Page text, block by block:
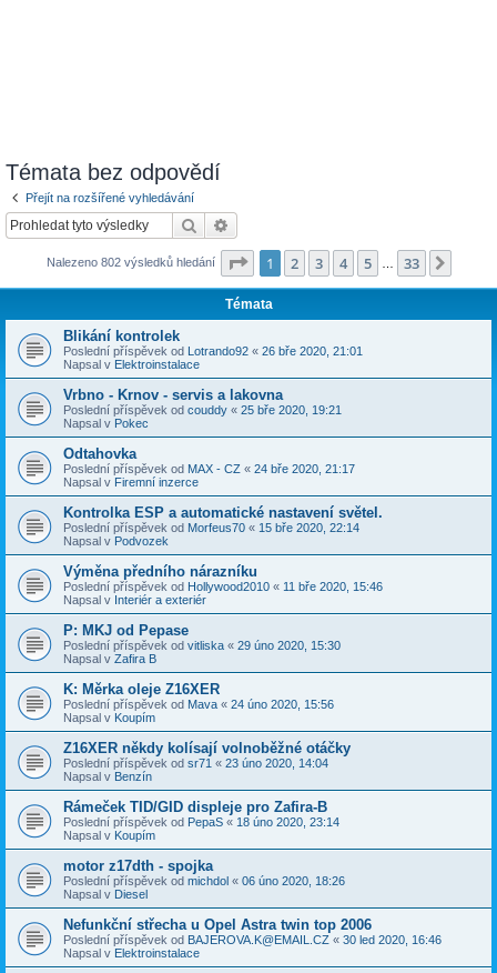
Témata bez odpovědí
Přejít na rozšířené vyhledávání
Hledat
Nalezeno 802 výsledků hledání Stránka z 33
1 2 3 4 5 33
Témata
Blikání kontrolek
Poslední příspěvek od Lotrando92 « 26 bře 2020, 21:01
Napsal v Elektroinstalace
Vrbno - Krnov - servis a lakovna
Poslední příspěvek od couddy « 25 bře 2020, 19:21
Napsal v Pokec
Odtahovka
Poslední příspěvek od MAX - CZ « 24 bře 2020, 21:17
Napsal v Firemní inzerce
Kontrolka ESP a automatické nastavení světel.
Poslední příspěvek od Morfeus70 « 15 bře 2020, 22:14
Napsal v Podvozek
Výměna předního nárazníku
Poslední příspěvek od Hollywood2010 « 11 bře 2020, 15:46
Napsal v Interiér a exteriér
P: MKJ od Pepase
Poslední příspěvek od vitliska « 29 úno 2020, 15:30
Napsal v Zafira B
K: Měrka oleje Z16XER
Poslední příspěvek od Mava « 24 úno 2020, 15:56
Napsal v Koupím
Z16XER někdy kolísají volnoběžné otáčky
Poslední příspěvek od sr71 « 23 úno 2020, 14:04
Napsal v Benzín
Rámeček TID/GID displeje pro Zafira-B
Poslední příspěvek od PepaS « 18 úno 2020, 23:14
Napsal v Koupím
motor z17dth - spojka
Poslední příspěvek od michdol « 06 úno 2020, 18:26
Napsal v Diesel
Nefunkční střecha u Opel Astra twin top 2006
Poslední příspěvek od BAJEROVA.K@EMAIL.CZ « 30 led 2020, 16:46
Napsal v Elektroinstalace